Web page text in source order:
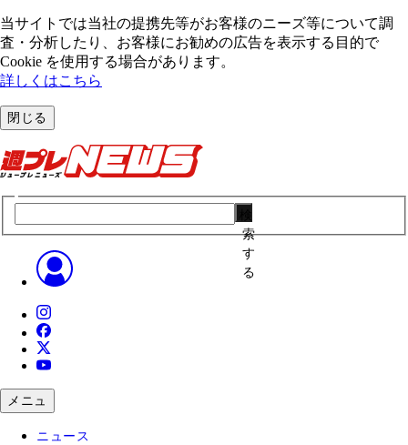
当サイトでは当社の提携先等がお客様のニーズ等について調
査・分析したり、お客様にお勧めの広告を表⽰する⽬的で
Cookie を使⽤する場合があります。
詳しくはこちら
閉じる
索
す
る
メニュ
ニュース